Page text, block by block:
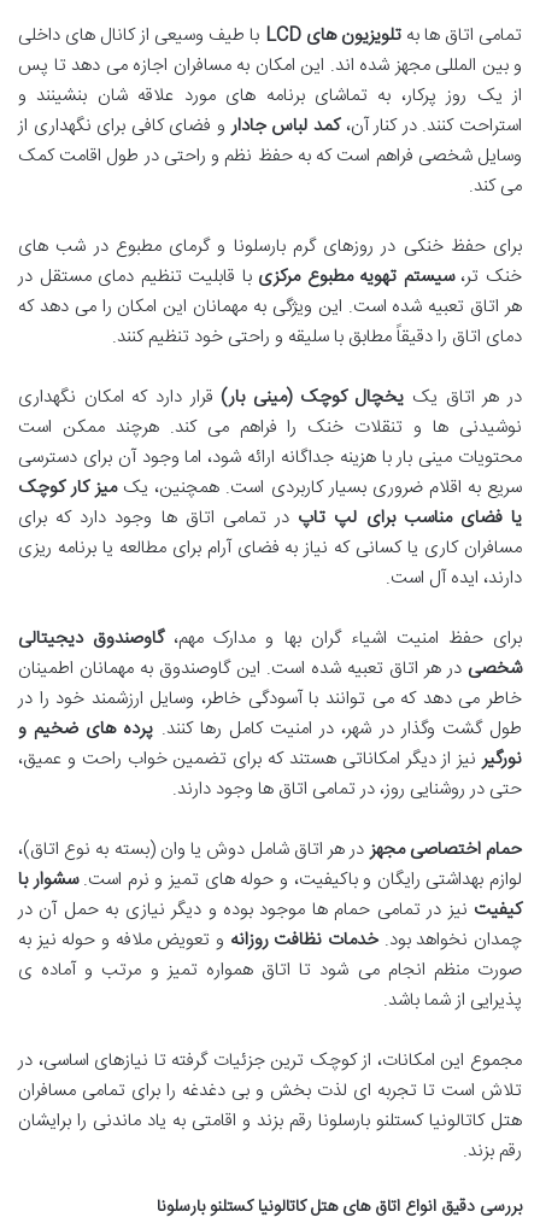
تمامی اتاق ها بهتلویزیون های LCD
با طیف وسیعی از کانال های داخلی
و بین المللی مجهز شده اند. این امکان به مسافران اجازه می دهد تا پس
از یک روز پرکار، به تماشای برنامه های مورد علاقه شان بنشینند و
استراحت کنند. در کنار آن،کمد لباس جادار و فضای کافی برای نگهداری از
وسایل شخصی فراهم است که به حفظ نظم و راحتی در طول اقامت کمک
می کند.
برای حفظ خنکی در روزهای گرم بارسلونا و گرمای مطبوع در شب های
خنک تر،سیستم تهویه مطبوع مرکزی با قابلیت تنظیم دمای مستقل در
هر اتاق تعبیه شده است. این ویژگی به مهمانان این امکان را می دهد که
دمای اتاق را دقیقاً مطابق با سلیقه و راحتی خود تنظیم کنند.
در هر اتاق یک یخچال کوچک (مینی بار)قرار دارد که امکان نگهداری
نوشیدنی ها و تنقلات خنک را فراهم می کند. هرچند ممکن است
محتویات مینی بار با هزینه جداگانه ارائه شود، اما وجود آن برای دسترسی
سریع به اقلام ضروری بسیار کاربردی است. همچنین، یکمیز کار کوچک
یا فضای مناسب برای لپ تاپ در تمامی اتاق ها وجود دارد که برای
مسافران کاری یا کسانی که نیاز به فضای آرام برای مطالعه یا برنامه ریزی
دارند، ایده آل است.
برای حفظ امنیت اشیاء گران بها و مدارک مهم،گاوصندوق دیجیتالی
شخصی در هر اتاق تعبیه شده است. این گاوصندوق به مهمانان اطمینان
خاطر می دهد که می توانند با آسودگی خاطر، وسایل ارزشمند خود را در
طول گشت وگذار در شهر، در امنیت کامل رها کنند. پرده های ضخیم و
نورگیر نیز از دیگر امکاناتی هستند که برای تضمین خواب راحت و عمیق،
حتی در روشنایی روز، در تمامی اتاق ها وجود دارند.
حمام اختصاصی مجهز در هر اتاق شامل دوش یا وان (بسته به نوع اتاق)،
لوازم بهداشتی رایگان و باکیفیت، و حوله های تمیز و نرم است.سشوار با
کیفیت نیز در تمامی حمام ها موجود بوده و دیگر نیازی به حمل آن در
چمدان نخواهد بود.خدمات نظافت روزانه و تعویض ملافه و حوله نیز به
صورت منظم انجام می شود تا اتاق همواره تمیز و مرتب و آماده ی
پذیرایی از شما باشد.
مجموع این امکانات، از کوچک ترین جزئیات گرفته تا نیازهای اساسی، در
تلاش است تا تجربه ای لذت بخش و بی دغدغه را برای تمامی مسافران
هتل کاتالونیا کستلنو بارسلونا رقم بزند و اقامتی به یاد ماندنی را برایشان
رقم بزند.
بررسی دقیق انواع اتاق های هتل کاتالونیا کستلنو بارسلونا